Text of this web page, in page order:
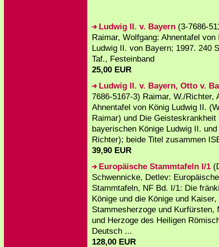
Ludwig II. v. Bayern (3-7686-
Raimar, Wolfgang: Ahnentafel von
Ludwig II. von Bayern; 1997. 240
Taf., Festeinband
25,00 EUR
Ludwig II. v. Bayern, Otto v.
7686-5167-3) Raimar, W./Richter,
Ahnentafel von König Ludwig II.
Raimar) und Die Geisteskrankheit
bayerischen Könige Ludwig II.
Richter); beide Titel zusammen
39,90 EUR
Europäische Stammtafeln I/1
Schwennicke, Detlev: Europäische
Stammtafeln, NF Bd. I/1: Die
Könige und die Könige und Kaiser,
Stammesherzoge und Kurfürsten,
und Herzoge des Heiligen
Deutsch ...
128,00 EUR